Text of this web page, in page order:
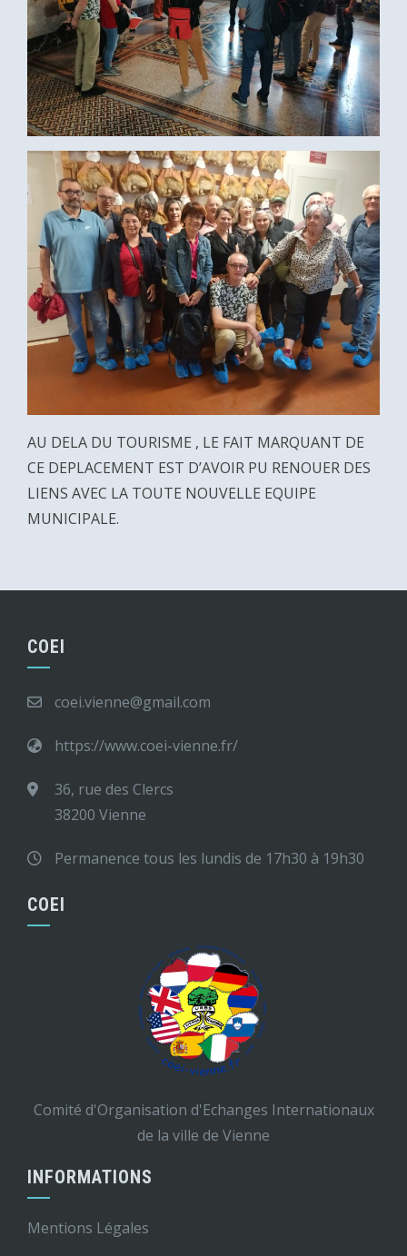
AU DELA DU TOURISME , LE FAIT MARQUANT DE
CE DEPLACEMENT EST D’AVOIR PU RENOUER DES
LIENS AVEC LA TOUTE NOUVELLE EQUIPE
MUNICIPALE.
COEI
coei.vienne@gmail.com
https://www.coei-vienne.fr/
36, rue des Clercs
38200 Vienne
Permanence tous les lundis de 17h30 à 19h30
COEI
Comité d'Organisation d'Echanges Internationaux
de la ville de Vienne
INFORMATIONS
Mentions Légales